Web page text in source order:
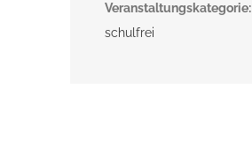
Veranstaltungskategorie:
schulfrei